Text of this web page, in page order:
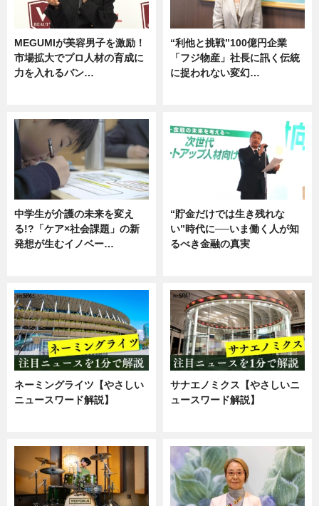
MEGUMIが美容男子を激励！
市場拡大でプロ人材の育成に
力を入れるバン…
“利他と挑戦”100億円企業
「フジ物産」社長に訊く伝統
に捉われない変幻…
中学生が介護の未来を変え
る!?「ケア×社会課題」の新
発想が生むイノベー…
“貯金だけでは生き残れな
い”時代に──いま働く人が知
るべき金融の真実
ネーミングライツ【やさしい
ニュースワード解説】
サナエノミクス【やさしいニ
ュースワード解説】